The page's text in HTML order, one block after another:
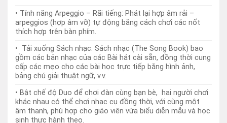
bảng chú giải thuật ngữ, v.v.
• Bật chế độ Duo để chơi đàn cùng bạn bè, hai người chơi
âm thanh, phù hợp cho giáo viên vừa biểu diễn mẫu và học
sinh thực hành theo.
• Rec’nShare: quay video màn trình diễn của mình và chia
Rec’n’Share là lựa chọn phù hợp. Kết nối PSR-EW320 với
thiết bị thông minh của bạn và ghi cả video và âm thanh
cùng lúc để hoàn thành video của bạn.